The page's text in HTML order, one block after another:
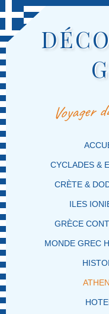
Voyager
MENU PRINCIPAL
MASQUER LA
MASQUER LA
CYCLADES &
CRÈTE &
ILES
GRÈCE
MONDE GREC